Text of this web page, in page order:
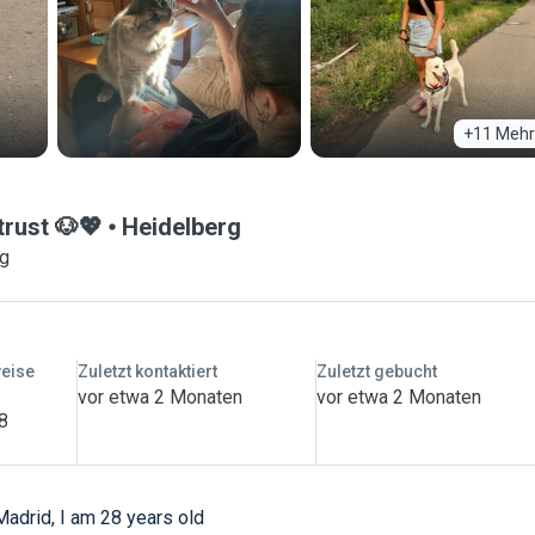
+11 Mehr
🐶💖 Heidelberg
Zuletzt kontaktiert
vor etwa 2 Monaten
Zuletzt gebucht
vor etwa 2 Monaten
I am 28 years old